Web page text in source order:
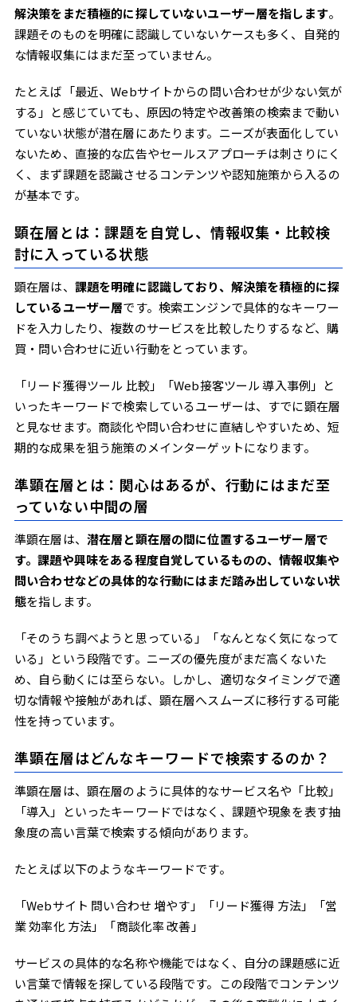
90%・2件に1件が受注」
事例②：SaaS業界／株式会社KiteRa「商談化率75%を達成」
事例③：IT業界／株式会社AGEST「新規リード・商談数
150%UP・商談獲得単価1/4に」
まとめ：準顕在層こそ、いま手を打つべき層
解決策をまだ積極的に探していないユーザー層を指します。
課題そのものを明確に認識していないケースも多く、自発的
な情報収集にはまだ至っていません。
たとえば「最近、Webサイトからの問い合わせが少ない気が
する」と感じていても、原因の特定や改善策の検索まで動い
ていない状態が潜在層にあたります。ニーズが表面化してい
ないため、直接的な広告やセールスアプローチは刺さりにく
く、まず課題を認識させるコンテンツや認知施策から入るの
が基本です。
顕在層とは：課題を自覚し、情報収集・比較検
討に入っている状態
顕在層は、 課題を明確に認識しており、解決策を積極的に探
しているユーザー層です。検索エンジンで具体的なキーワー
ドを入力したり、複数のサービスを比較したりするなど、購
買・問い合わせに近い行動をとっています。
「リード獲得ツール 比較」「Web接客ツール 導入事例」と
いったキーワードで検索しているユーザーは、すでに顕在層
と見なせます。商談化や問い合わせに直結しやすいため、短
期的な成果を狙う施策のメインターゲットになります。
準顕在層とは：関心はあるが、行動にはまだ至
っていない中間の層
準顕在層は、 潜在層と顕在層の間に位置するユーザー層で
す。課題や興味をある程度自覚しているものの、情報収集や
問い合わせなどの具体的な行動にはまだ踏み出していない状
態を指します。
「そのうち調べようと思っている」「なんとなく気になって
いる」という段階です。ニーズの優先度がまだ高くないた
め、自ら動くには至らない。しかし、適切なタイミングで適
切な情報や接触があれば、顕在層へスムーズに移行する可能
性を持っています。
準顕在層はどんなキーワードで検索するのか？
準顕在層は、顕在層のように具体的なサービス名や「比較」
「導入」といったキーワードではなく、課題や現象を表す抽
象度の高い言葉で検索する傾向があります。
たとえば以下のようなキーワードです。
「Webサイト 問い合わせ 増やす」「リード獲得 方法」「営
業 効率化 方法」「商談化率 改善」
サービスの具体的な名称や機能ではなく、自分の課題感に近
い言葉で情報を探している段階です。この段階でコンテンツ